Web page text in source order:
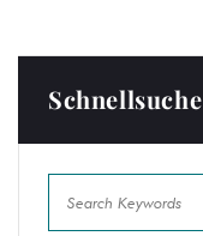
Schnellsuche